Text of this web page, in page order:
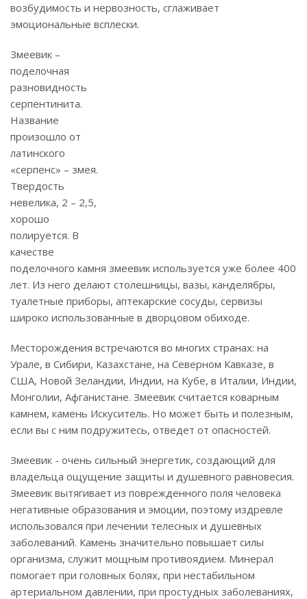
возбудимость и нервозность, сглаживает
эмоциональные всплески.
Змеевик –
поделочная
разновидность
серпентинита.
Название
произошло от
латинского
«серпенс» – змея.
Твердость
невелика, 2 – 2,5,
хорошо
полируется. В
качестве
поделочного камня змеевик используется уже более 400
лет. Из него делают столешницы, вазы, канделябры,
туалетные приборы, аптекарские сосуды, сервизы
широко использованные в дворцовом обиходе.
Месторождения встречаются во многих странах: на
Урале, в Сибири, Казахстане, на Северном Кавказе, в
США, Новой Зеландии, Индии, на Кубе, в Италии, Индии,
Монголии, Афганистане. Змеевик считается коварным
камнем, камень Искуситель. Но может быть и полезным,
если вы с ним подружитесь, отведет от опасностей.
Змеевик - очень сильный энергетик, создающий для
владельца ощущение защиты и душевного равновесия.
Змеевик вытягивает из поврежденного поля человека
негативные образования и эмоции, поэтому издревле
использовался при лечении телесных и душевных
заболеваний. Камень значительно повышает силы
организма, служит мощным противоядием. Минерал
помогает при головных болях, при нестабильном
артериальном давлении, при простудных заболеваниях,